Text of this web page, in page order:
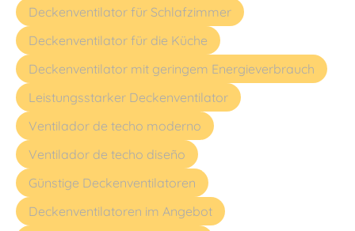
Deckenventilator für Schlafzimmer
Deckenventilator für die Küche
Deckenventilator mit geringem Energieverbrauch
Leistungsstarker Deckenventilator
Ventilador de techo moderno
Ventilador de techo diseño
Günstige Deckenventilatoren
Deckenventilatoren im Angebot